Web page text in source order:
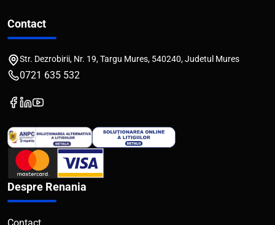
Contact
Str. Dezrobirii, Nr. 19, Targu Mures, 540240, Judetul Mures
0721 635 532
Despre Renania